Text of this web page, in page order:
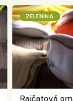
ZELENINA
Rajčatová